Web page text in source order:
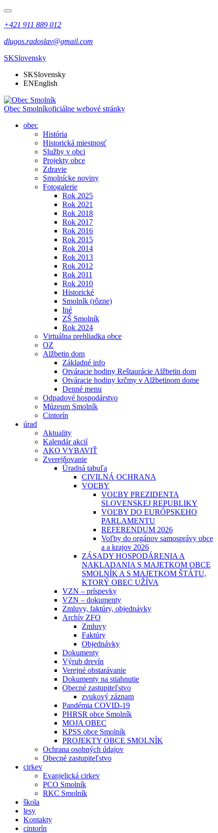
+421 911 889 012
dlugos.radoslav@gmail.com
SKSlovensky
SKSlovensky
ENEnglish
Obec Smolníkoficiálne webové stránky
obec
História
Historická miestnosť
Služby v obci
Projekty obce
Zdravie
Smolnícke noviny
Fotogalerie
Rok 2025
Rok 2021
Rok 2018
Rok 2017
Rok 2016
Rok 2015
Rok 2014
Rok 2013
Rok 2012
Rok 2011
Rok 2010
Historické
Smolník (rôzne)
Iné
ZŠ Smolník
Rok 2024
Virtuálna prehliadka obce
OZ
Alžbetin dom
Základné info
Otváracie hodiny Reštaurácie Alžbetin dom
Otváracie hodiny krčmy v Alžbetinom dome
Denné menu
Odpadové hospodárstvo
Múzeum Smolník
Cintorín
úrad
Aktuality
Kalendár akcií
AKO VYBAVIŤ
Zverejňovanie
Úradná tabuľa
CIVILNÁ OCHRANA
VOĽBY
VOĽBY PREZIDENTA
SLOVENSKEJ REPUBLIKY
VOĽBY DO EURÓPSKEHO
PARLAMENTU
REFERENDUM 2026
Voľby do orgánov samosprávy obce
a a krajov 2026
ZÁSADY HOSPODÁRENIA A
NAKLADANIA S MAJETKOM OBCE
SMOLNÍK A S MAJETKOM ŠTÁTU,
KTORÝ OBEC UŽÍVA
VZN – príspevky
VZN – dokumenty
Zmluvy, faktúry, objednávky
Archív ZFO
Zmluvy
Faktúry
Objednávky
Dokumenty
Výrub drevín
Verejné obstarávanie
Dokumenty na stiahnutie
Obecné zastupiteľstvo
zvukový záznam
Pandémia COVID-19
PHRSR obce Smolník
MOJA OBEC
KPSS obce Smolník
PROJEKTY OBCE SMOLNÍK
Ochrana osobných údajov
Obecné zastupiteľstvo
cirkev
Evanjelická cirkev
PCO Smolník
RKC Smolník
škola
lesy
Kontakty
cintorín